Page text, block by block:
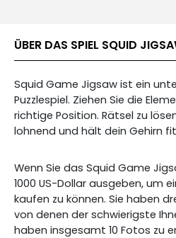
ÜBER DAS SPIEL SQUID
Squid Game Jigsaw ist ein
Puzzlespiel. Ziehen Sie die
richtige Position. Rätsel zu
lohnend und hält dein Gehirn
Wenn Sie das Squid Game
1000 US-Dollar ausgeben, um
kaufen zu können. Sie haben
von denen der schwierigste
haben insgesamt 10 Fotos zu